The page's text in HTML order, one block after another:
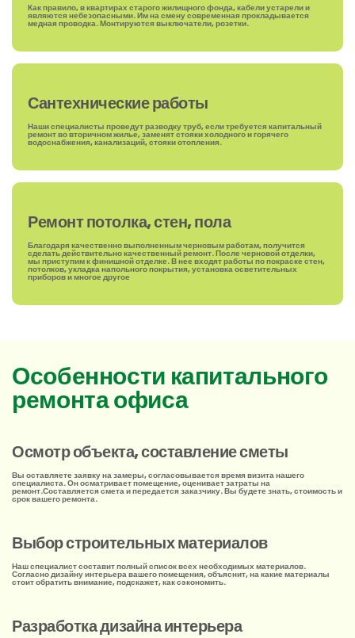
Как правило, в квартирах старого жилищного фонда, кабели устарели и
являются небезопасными. Им на смену современная прокладывается
медная проводка. Монтируются выключатели, розетки.
Сантехнические работы
Наши специалисты проведут разводку труб, если требуется капитальный
ремонт во вторичном жилье, заменят стояки холодного и горячего
водоснабжения, канализаций, стояки отопления.
Ремонт потолка, стен, пола
Благодаря качественно выполненным черновым работам, получится
сделать действительно качественный ремонт. После черновой отделки,
мы приступим к финишной отделке. В нее входят работы по покраске стен,
потолков, укладка напольного покрытия, установка осветительных
приборов и многое другое
Особенности капитального
ремонта офиса
Осмотр объекта, составление сметы
Вы оставляете заявку на замеры, согласовывается время визита нашего
специалиста. Он осматривает помещение, оценивает затраты на
ремонт.Составляется смета и передается заказчику. Вы будете знать, стоимость и
срок вашего ремонта.
Выбор строительных материалов
Наш специалист составит полный список всех необходимых материалов.
Согласно дизайну интерьера вашего помещения, объяснит, на какие материалы
стоит обратить внимание, подскажет, как сэкономить.
Разработка дизайна интерьера